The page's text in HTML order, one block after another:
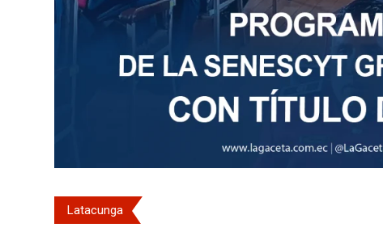
Latacunga